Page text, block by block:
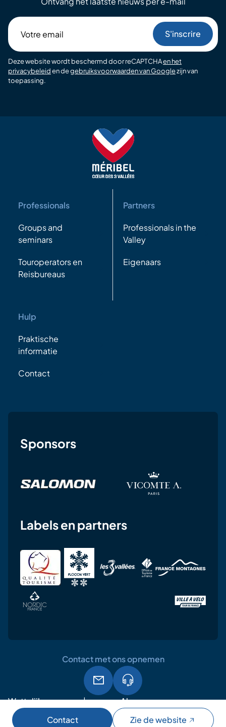
Contact Zie de website
email
Deze website wordt beschermd door reCAPTCHAen het
privacybeleiden degebruiksvoorwaarden van Googlezijn van
toepassing.
Professionals
Groups and
seminars
Touroperators en
Reisbureaus
Partners
Professionals in the
Valley
Eigenaars
Hulp
Praktische
informatie
Contact
Sponsors
Labels en partners
Wettelijke
vermeldingen
AVG
Algemene
Contact met ons opnemen